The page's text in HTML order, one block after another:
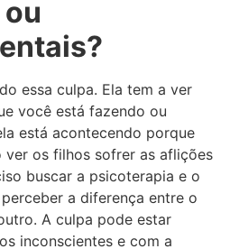
essa culpa. Ela tem a ver
você está fazendo ou
está acontecendo porque
os filhos sofrer as aflições
buscar a psicoterapia e o
a diferença entre o
A culpa pode estar
inconscientes e com a